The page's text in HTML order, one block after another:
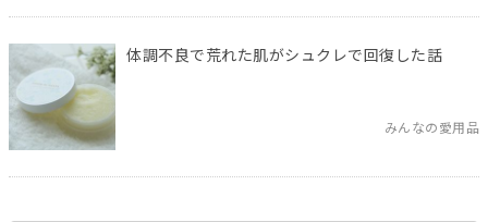
体調不良で荒れた肌がシュクレで回復した話
みんなの愛用品